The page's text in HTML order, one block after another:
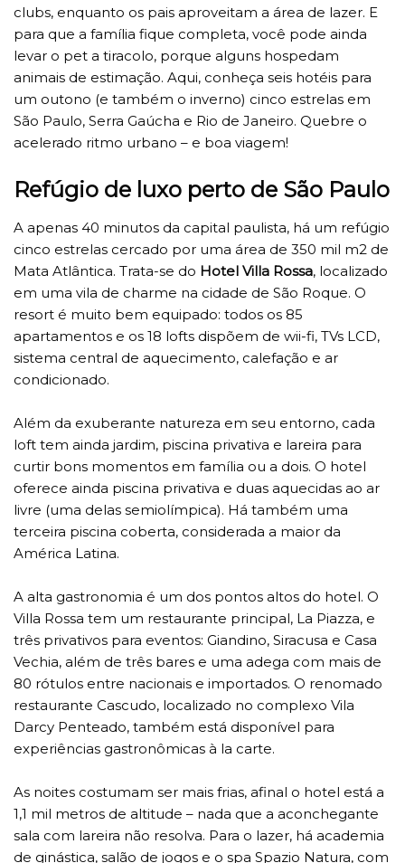
clubs, enquanto os pais aproveitam a área de lazer. E
para que a família fique completa, você pode ainda
levar o pet a tiracolo, porque alguns hospedam
animais de estimação. Aqui, conheça seis hotéis para
um outono (e também o inverno) cinco estrelas em
São Paulo, Serra Gaúcha e Rio de Janeiro. Quebre o
acelerado ritmo urbano – e boa viagem!
Refúgio de luxo perto de São Paulo
A apenas 40 minutos da capital paulista, há um refúgio
cinco estrelas cercado por uma área de 350 mil m2 de
Mata Atlântica. Trata-se do Hotel Villa Rossa, localizado
em uma vila de charme na cidade de São Roque. O
resort é muito bem equipado: todos os 85
apartamentos e os 18 lofts dispõem de wii-fi, TVs LCD,
sistema central de aquecimento, calefação e ar
condicionado.
Além da exuberante natureza em seu entorno, cada
loft tem ainda jardim, piscina privativa e lareira para
curtir bons momentos em família ou a dois. O hotel
oferece ainda piscina privativa e duas aquecidas ao ar
livre (uma delas semiolímpica). Há também uma
terceira piscina coberta, considerada a maior da
América Latina.
A alta gastronomia é um dos pontos altos do hotel. O
Villa Rossa tem um restaurante principal, La Piazza, e
três privativos para eventos: Giandino, Siracusa e Casa
Vechia, além de três bares e uma adega com mais de
80 rótulos entre nacionais e importados. O renomado
restaurante Cascudo, localizado no complexo Vila
Darcy Penteado, também está disponível para
experiências gastronômicas à la carte.
As noites costumam ser mais frias, afinal o hotel está a
1,1 mil metros de altitude – nada que a aconchegante
sala com lareira não resolva. Para o lazer, há academia
de ginástica, salão de jogos e o spa Spazio Natura, com